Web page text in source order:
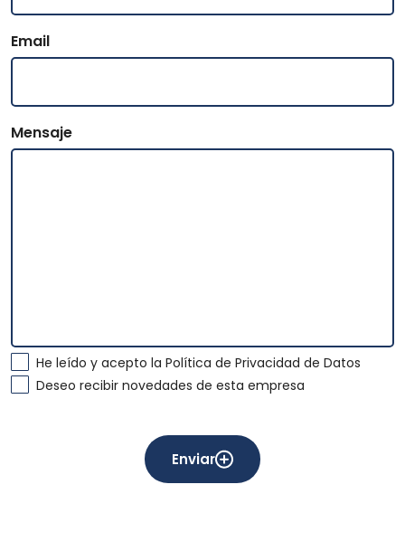
Email
Mensaje
He leído y acepto la Política de Privacidad de Datos
Deseo recibir novedades de esta empresa
Enviar